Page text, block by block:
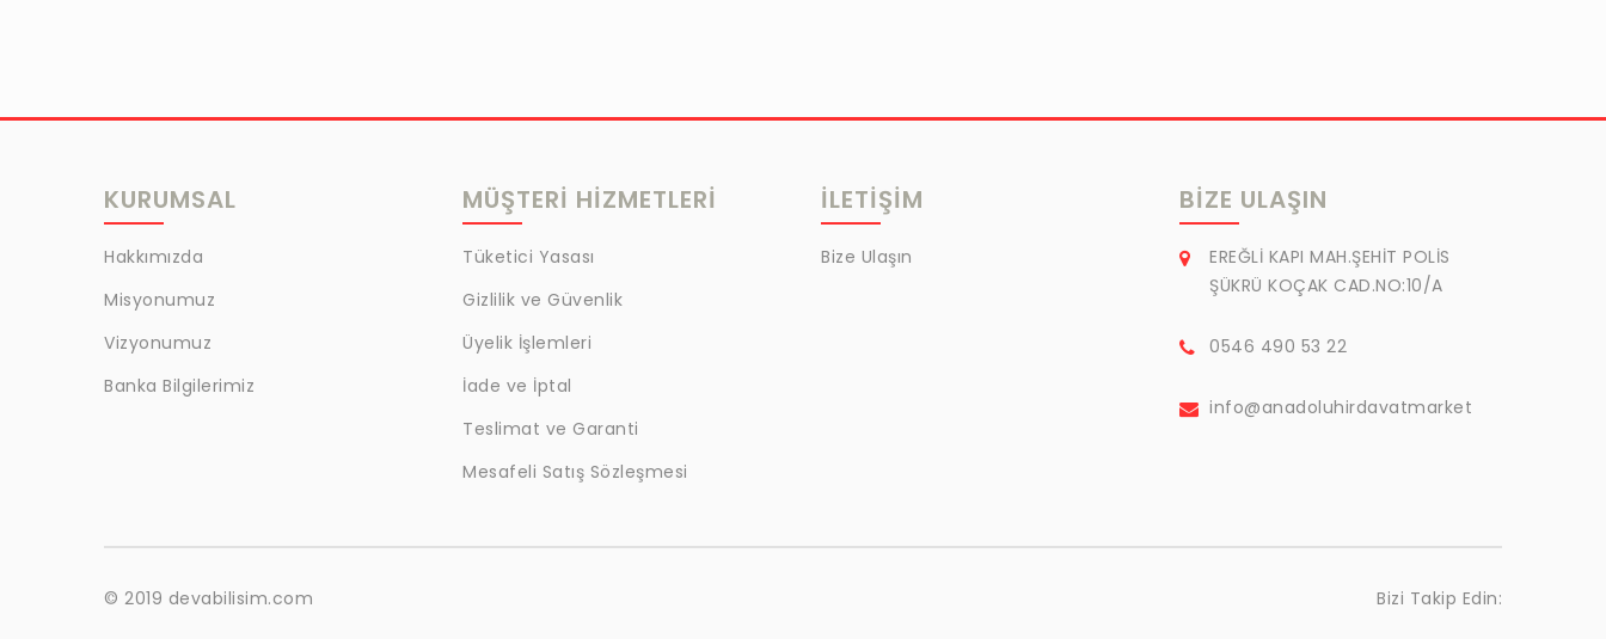
MRC
BİLKAT
BHD
EGM
MYCRAFT
WRT
BEST
KURUMSAL
Hakkımızda
Misyonumuz
Vizyonumuz
Banka Bilgilerimiz
MÜŞTERİ HİZMETLERİ
Tüketici Yasası
Gizlilik ve Güvenlik
Üyelik İşlemleri
İade ve İptal
Teslimat ve Garanti
Mesafeli Satış Sözleşmesi
İLETİŞİM
Bize Ulaşın
BIZE ULAŞIN
EREĞLİ KAPI MAH.ŞEHİT POLİS
ŞÜKRÜ KOÇAK CAD.NO:10/A
0546 490 53 22
info@anadoluhirdavatmarket
© 2019 devabilisim.com Bizi Takip Edin: